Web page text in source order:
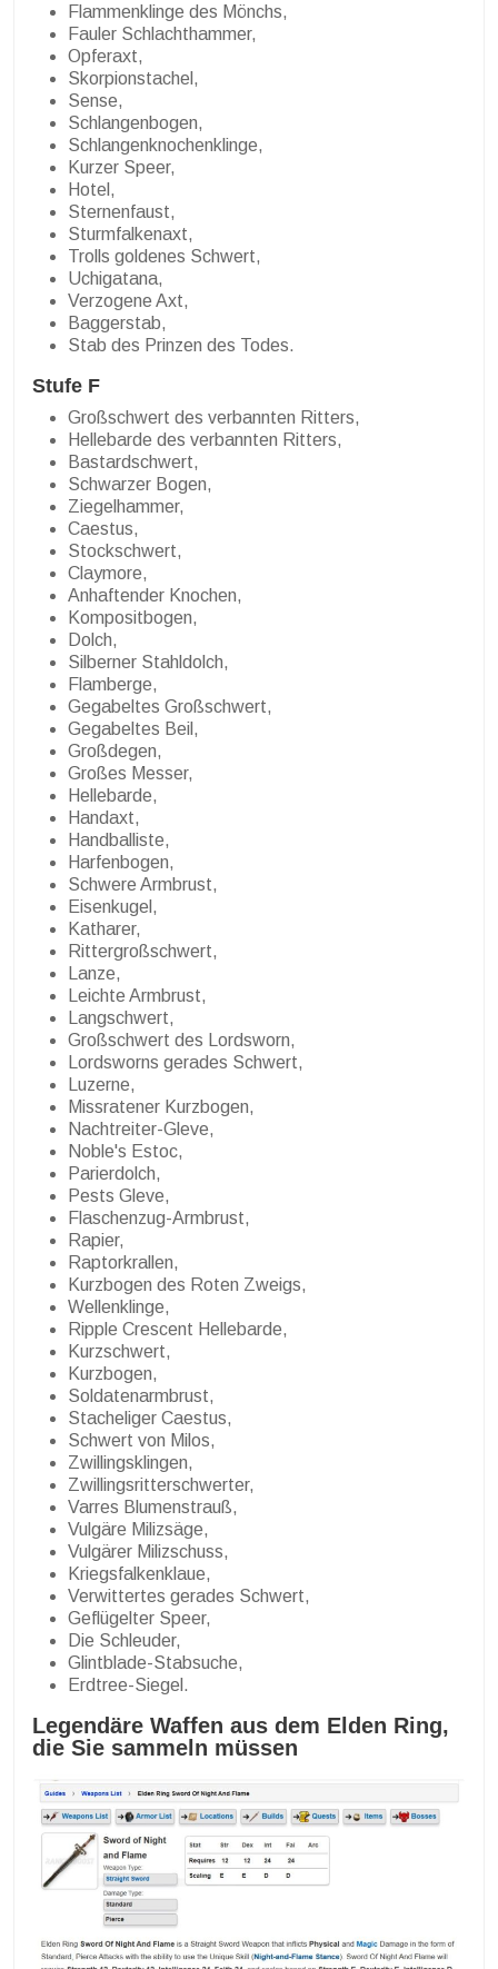
Flammenklinge des Mönchs,
Fauler Schlachthammer,
Opferaxt,
Skorpionstachel,
Sense,
Schlangenbogen,
Schlangenknochenklinge,
Kurzer Speer,
Hotel,
Sternenfaust,
Sturmfalkenaxt,
Trolls goldenes Schwert,
Uchigatana,
Verzogene Axt,
Baggerstab,
Stab des Prinzen des Todes.
Stufe F
Großschwert des verbannten Ritters,
Hellebarde des verbannten Ritters,
Bastardschwert,
Schwarzer Bogen,
Ziegelhammer,
Caestus,
Stockschwert,
Claymore,
Anhaftender Knochen,
Kompositbogen,
Dolch,
Silberner Stahldolch,
Flamberge,
Gegabeltes Großschwert,
Gegabeltes Beil,
Großdegen,
Großes Messer,
Hellebarde,
Handaxt,
Handballiste,
Harfenbogen,
Schwere Armbrust,
Eisenkugel,
Katharer,
Rittergroßschwert,
Lanze,
Leichte Armbrust,
Langschwert,
Großschwert des Lordsworn,
Lordsworns gerades Schwert,
Luzerne,
Missratener Kurzbogen,
Nachtreiter-Gleve,
Noble's Estoc,
Parierdolch,
Pests Gleve,
Flaschenzug-Armbrust,
Rapier,
Raptorkrallen,
Kurzbogen des Roten Zweigs,
Wellenklinge,
Ripple Crescent Hellebarde,
Kurzschwert,
Kurzbogen,
Soldatenarmbrust,
Stacheliger Caestus,
Schwert von Milos,
Zwillingsklingen,
Zwillingsritterschwerter,
Varres Blumenstrauß,
Vulgäre Milizsäge,
Vulgärer Milizschuss,
Kriegsfalkenklaue,
Verwittertes gerades Schwert,
Geflügelter Speer,
Die Schleuder,
Glintblade-Stabsuche,
Erdtree-Siegel.
Legendäre Waffen aus dem Elden Ring,
die Sie sammeln müssen